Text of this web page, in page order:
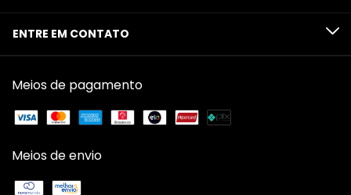
ENTRE EM CONTATO
Meios de pagamento
Meios de envio